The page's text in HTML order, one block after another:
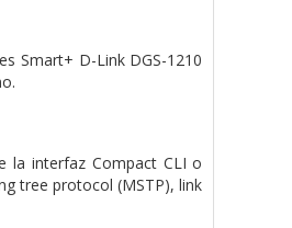
Smart+ D-Link DGS-1210
la interfaz Compact CLI o
tree protocol (MSTP), link